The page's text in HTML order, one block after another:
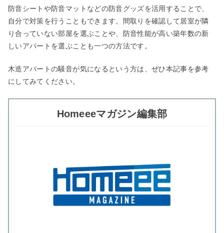
防音シートや防音マットなどの防音グッズを活用することで、
自分で対策を行うこともできます。間取りを確認して居室が隣
り合っていない部屋を選ぶことや、防音性能が高い築年数の新
しいアパートを選ぶことも一つの方法です。
木造アパートの騒音が気になるという方は、ぜひ本記事を参考
にしてみてください。
Homeeeマガジン編集部